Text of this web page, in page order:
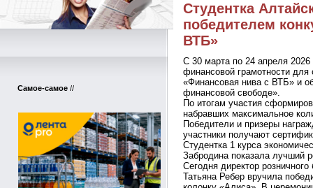
Самое-самое //
Студентка
победителем
ВТБ»
С 30 марта по 24 апреля
финансовой грамотности для
«Финансовая нива с ВТБ» и
финансовой свободе».
По итогам участия
набравших максимальное
Победители и призеры
участники получают
Студентка 1 курса
Забродина показала лучший
Сегодня директор
Татьяна Ребер вручила